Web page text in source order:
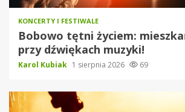
KONCERTY I FESTIWALE
Bobowo tętni życiem:
przy dźwiękach muzyki!
Karol Kubiak 1 sierpnia 2026 69